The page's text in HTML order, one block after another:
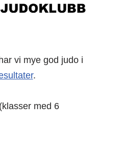
vi mye god judo i
.
med 6